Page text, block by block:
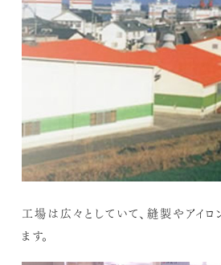
工場は広々としていて、縫製やアイ
ます。